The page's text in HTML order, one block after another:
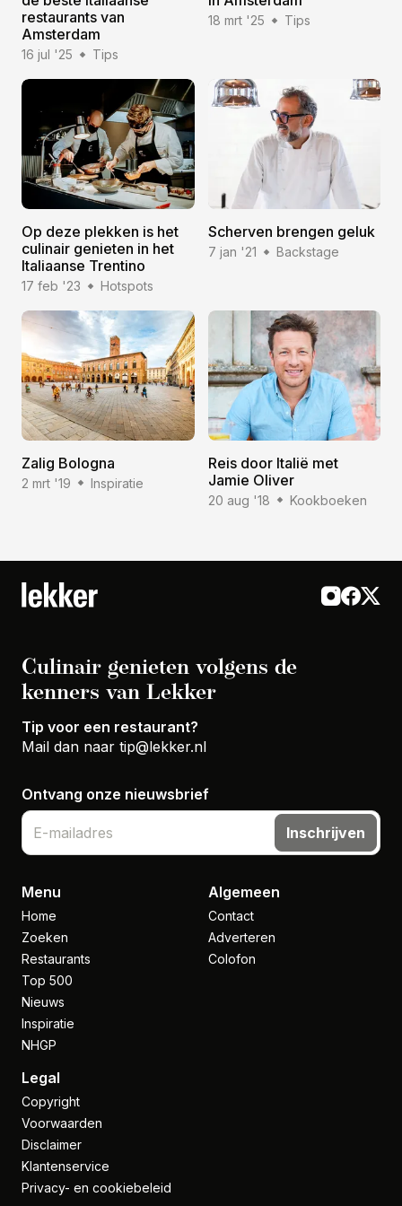
restaurants van
Amsterdam
16 jul '25 Tips
18 mrt '25 Tips
Op deze plekken is het
culinair genieten in het
Italiaanse Trentino
17 feb '23 Hotspots
Scherven brengen geluk
7 jan '21 Backstage
Zalig Bologna
2 mrt '19 Inspiratie
Reis door Italië met
Jamie Oliver
20 aug '18 Kookboeken
Culinair genieten volgens de
kenners van Lekker
Tip voor een restaurant?
Mail dan naar tip@lekker.nl
Ontvang onze nieuwsbrief
Inschrijven
Menu
Home
Zoeken
Restaurants
Top 500
Nieuws
Inspiratie
NHGP
Algemeen
Contact
Adverteren
Colofon
Legal
Copyright
Voorwaarden
Disclaimer
Klantenservice
Privacy- en cookiebeleid